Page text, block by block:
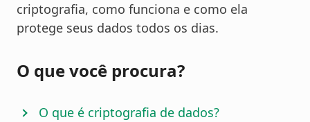
criptografia, como funciona e como ela
protege seus dados todos os dias.
O que você procura?
O que é criptografia de dados?